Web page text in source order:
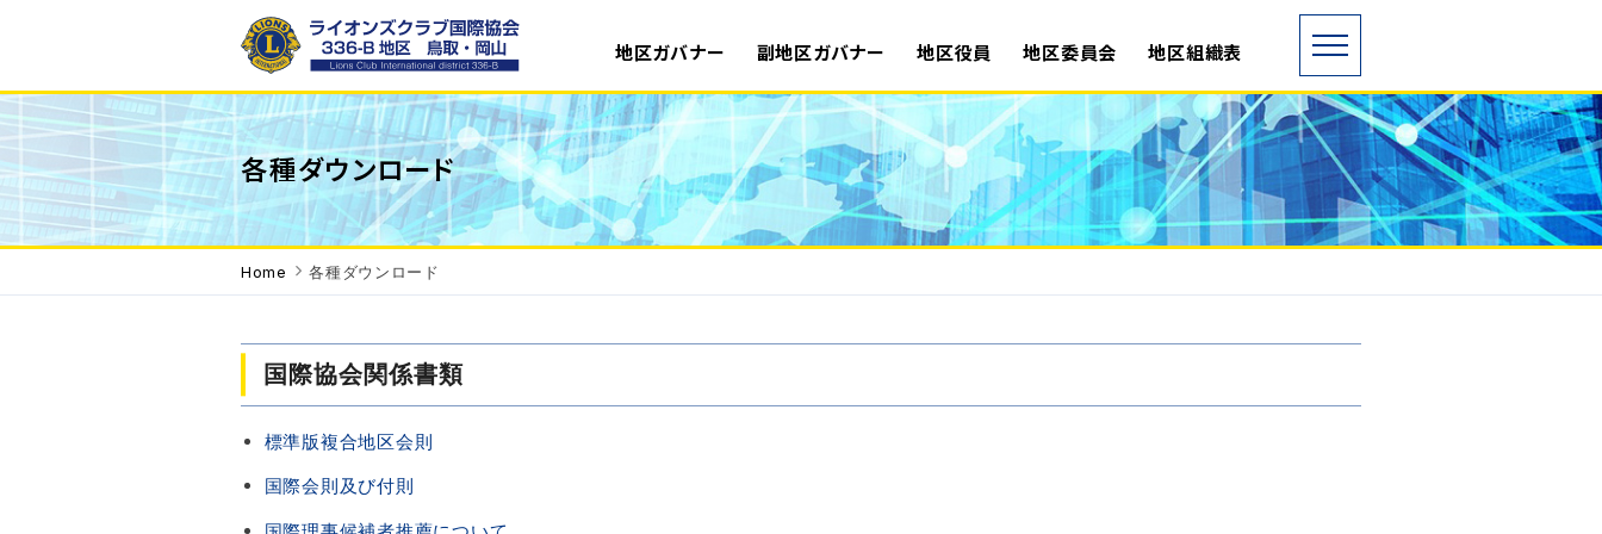
ライオンズクラブ国際協会336-B地区 WE SERVE「われわれ
は奉仕する」を モットーに地域で、世界で 奉仕活動を行って
います。
地区ガバナー 副地区ガバナー 地区役員 地区委員会 地区組織表
各種ダウンロード
Home 各種ダウンロード
国際協会関係書類
標準版複合地区会則
国際会則及び付則